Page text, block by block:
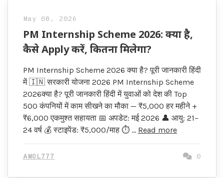
May 08, 2026
PM Internship Scheme 2026: क्या है,
कैसे Apply करें, कितना मिलेगा?
PM Internship Scheme 2026 क्या है? पूरी जानकारी हिंदी
में 🇮🇳 सरकारी योजना 2026 PM Internship Scheme
2026क्या है? पूरी जानकारी हिंदी में युवाओं को देश की Top
500 कंपनियों में काम सीखने का मौका — ₹5,000 हर महीने +
₹6,000 एकमुश्त सहायता 📅 अपडेट: मई 2026 👤 आयु: 21–
24 वर्ष 💰 स्टाइपेंड: ₹5,000/माह ⏱ … Read more
AMOL777 0